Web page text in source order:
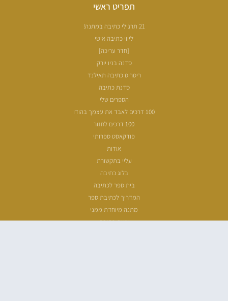
תפריט ראשי
21 תרגילי כתיבה במתנה!
ליווי כתיבה אישי
[חדר עריכה]
סדנה בניו יורק
ריטריט כתיבה תאילנד
סדנת כתיבה
הספרים שלי
100 דרכים לאבד את עצמך בהודו
100 דרכים לחזור
פודקאסט ספרותי
אודות
עליי בתקשורת
בלוג כתיבה
בית ספר לכתיבה
המדריך לכתיבת ספר
מתנה מיוחדת ממני
שעת כתיבה